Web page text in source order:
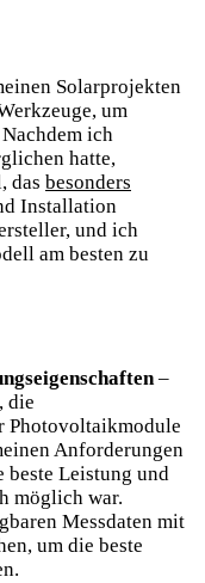
Solarprojekten
um
ich
hatte,
das besonders
Installation
und ich
am besten zu
–
die
Photovoltaikmodule
Anforderungen
beste Leistung und
möglich war.
Messdaten mit
um die beste